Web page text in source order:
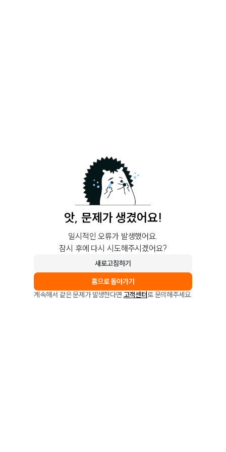
앗, 문제가 생겼어요!
일시적인 오류가 발생했어요.
잠시 후에 다시 시도해주시겠어요?
새로고침하기
홈으로 돌아가기
계속해서 같은 문제가 발생한다면 고객센터로 문의해주세요.